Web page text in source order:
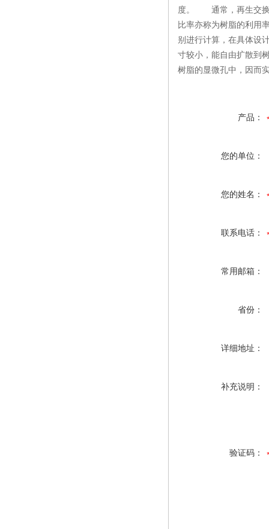
度。 通常，再生交换
比率亦称为树脂的利用
别进行计算，在具体设
寸较小，能自由扩散到
树脂的显微孔中，因而
产品：
您的单位：
您的姓名：
联系电话：
常用邮箱：
省份：
详细地址：
补充说明：
验证码：